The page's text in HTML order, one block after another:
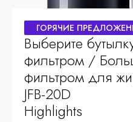
ГОРЯЧИЕ
Выберите
фильтром /
фильтром для
JFB-20D
Highlights